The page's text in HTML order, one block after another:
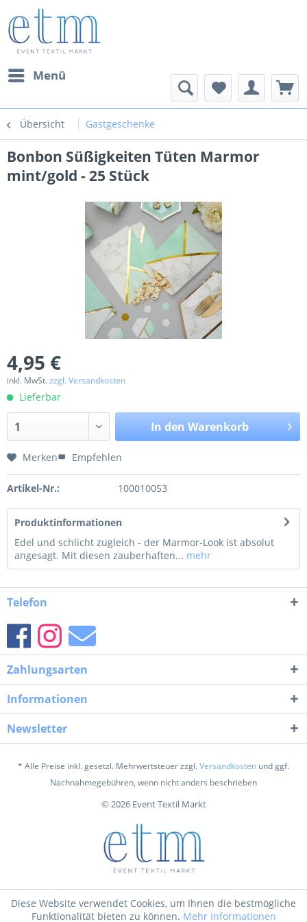
Menü
Übersicht Gastgeschenke
Bonbon Süßigkeiten Tüten Marmor
mint/gold - 25 Stück
4,95 €
inkl. MwSt.zzgl. Versandkosten
Lieferbar
In den Warenkorb
Merken Empfehlen
Artikel-Nr.: 100010053
Produktinformationen
Edel und schlicht zugleich - der Marmor-Look ist absolut
angesagt. Mit diesen zauberhaften... mehr
Telefon
Zahlungsarten
Informationen
Newsletter
* Alle Preise inkl. gesetzl. Mehrwertsteuer zzgl.Versandkosten und ggf.
Nachnahmegebühren, wenn nicht anders beschrieben
© 2026 Event Textil Markt
Diese Website verwendet Cookies, um Ihnen die bestmögliche
Funktionalität bieten zu können. Mehr Informationen